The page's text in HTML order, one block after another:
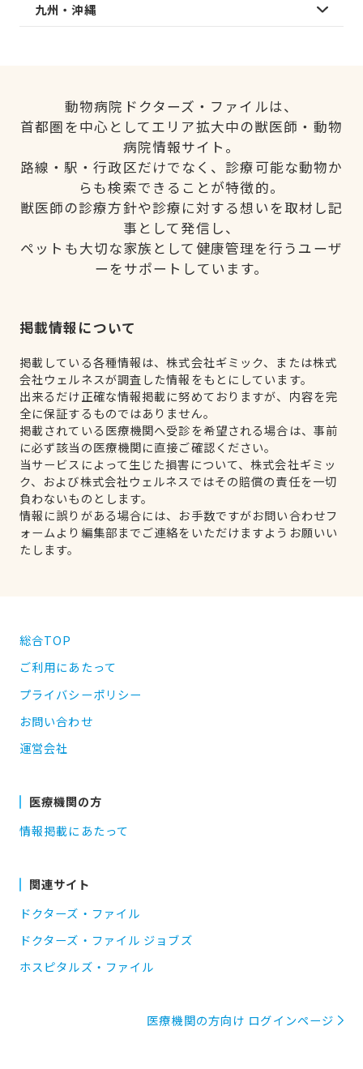
九州・沖縄
動物病院ドクターズ・ファイルは、
首都圏を中心としてエリア拡大中の獣医師・動物
病院情報サイト。
路線・駅・行政区だけでなく、診療可能な動物か
らも検索できることが特徴的。
獣医師の診療方針や診療に対する想いを取材し記
事として発信し、
ペットも大切な家族として健康管理を行うユーザ
ーをサポートしています。
掲載情報について
掲載している各種情報は、株式会社ギミック、または株式
会社ウェルネスが調査した情報をもとにしています。
出来るだけ正確な情報掲載に努めておりますが、内容を完
全に保証するものではありません。
掲載されている医療機関へ受診を希望される場合は、事前
に必ず該当の医療機関に直接ご確認ください。
当サービスによって生じた損害について、株式会社ギミッ
ク、および株式会社ウェルネスではその賠償の責任を一切
負わないものとします。
情報に誤りがある場合には、お手数ですがお問い合わせフ
ォームより編集部までご連絡をいただけますようお願いい
たします。
総合TOP
ご利用にあたって
プライバシーポリシー
お問い合わせ
運営会社
医療機関の方
情報掲載にあたって
関連サイト
ドクターズ・ファイル
ドクターズ・ファイル ジョブズ
ホスピタルズ・ファイル
医療機関の方向け ログインページ